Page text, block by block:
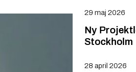
Ny
Stockholm
29 maj 2026
28 april 2026